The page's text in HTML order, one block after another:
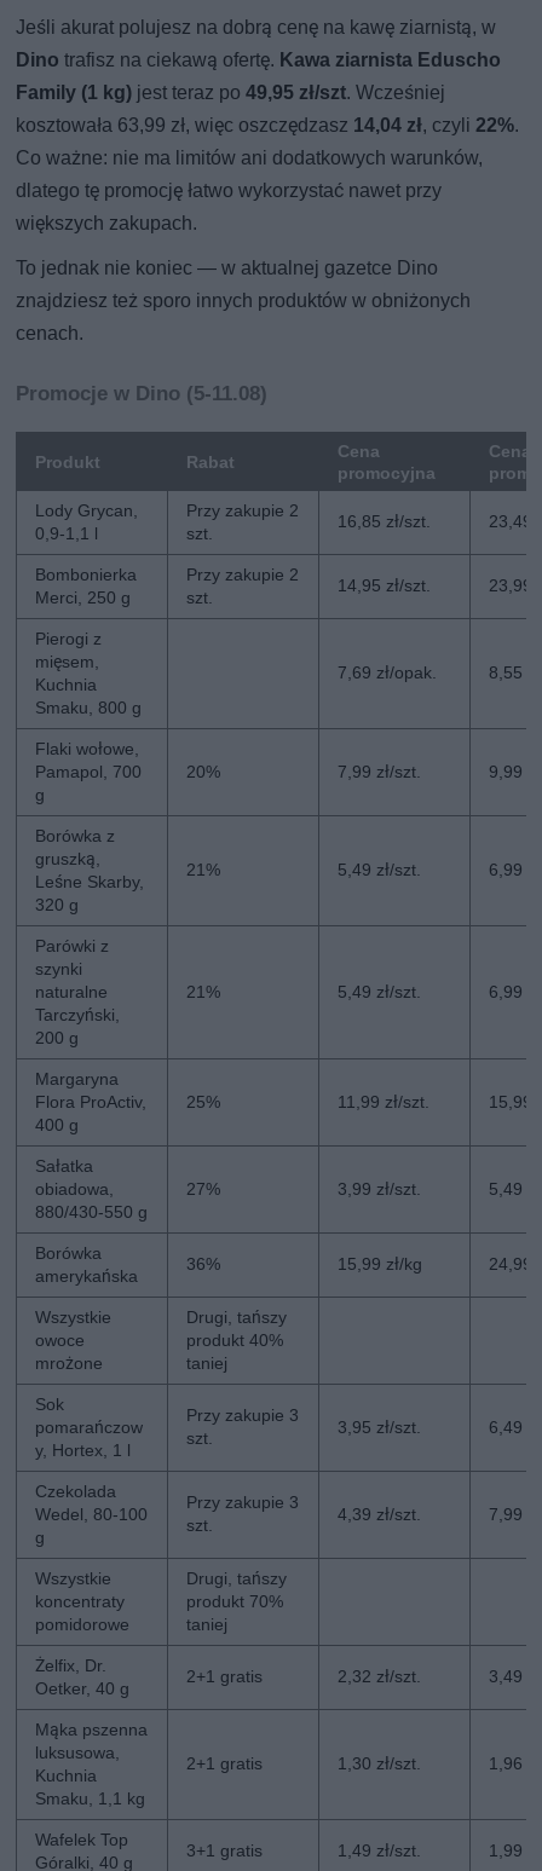
Jeśli akurat polujesz na dobrą cenę na kawę ziarnistą, w
Dino trafisz na ciekawą ofertę. Kawa ziarnista Eduscho
Family (1 kg) jest teraz po49,95 zł/szt. Wcześniej
kosztowała 63,99 zł, więc oszczędzasz 14,04 zł, czyli22%.
Co ważne: nie ma limitów ani dodatkowych warunków,
dlatego tę promocję łatwo wykorzystać nawet przy
większych zakupach.
To jednak nie koniec — w aktualnej gazetce Dino
znajdziesz też sporo innych produktów w obniżonych
cenach.
Promocje w Dino (5-11.08)
Produkt Rabat
Cena
promocyjna
Cena
Lody Grycan,
0,9-1,1 l
Przy zakupie 2
szt.
16,85 zł/szt. 23,49
Bombonierka
Merci, 250 g
Przy zakupie 2
szt.
14,95 zł/szt. 23,99
Pierogi z
mięsem,
Kuchnia
Smaku, 800 g
7,69 zł/opak. 8,55
Flaki wołowe,
Pamapol, 700
g
20% 7,99 zł/szt. 9,99
Borówka z
gruszką,
Leśne Skarby,
320 g
21% 5,49 zł/szt. 6,99
Parówki z
szynki
naturalne
Tarczyński,
200 g
21% 5,49 zł/szt. 6,99
Margaryna
Flora ProActiv,
400 g
25% 11,99 zł/szt. 15,99
Sałatka
obiadowa,
880/430-550 g
27% 3,99 zł/szt. 5,49
Borówka
amerykańska
36% 15,99 zł/kg 24,99
Wszystkie
owoce
mrożone
Drugi, tańszy
produkt 40%
taniej
Sok
pomarańczow
y, Hortex, 1 l
Przy zakupie 3
szt.
3,95 zł/szt. 6,49
Czekolada
Wedel, 80-100
g
Przy zakupie 3
szt.
4,39 zł/szt. 7,99
Wszystkie
koncentraty
pomidorowe
Drugi, tańszy
produkt 70%
taniej
Żelfix, Dr.
Oetker, 40 g
2+1 gratis 2,32 zł/szt. 3,49
Mąka pszenna
luksusowa,
Kuchnia
Smaku, 1,1 kg
2+1 gratis 1,30 zł/szt. 1,96
Wafelek Top
Góralki, 40 g
3+1 gratis 1,49 zł/szt. 1,99